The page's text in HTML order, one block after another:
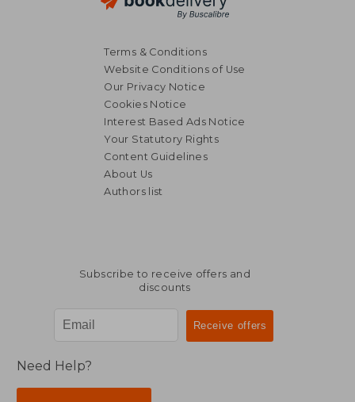
Terms & Conditions
Website Conditions of Use
Our Privacy Notice
Cookies Notice
Interest Based Ads Notice
Your Statutory Rights
Content Guidelines
About Us
Authors list
Subscribe to receive offers and
discounts
Need Help?